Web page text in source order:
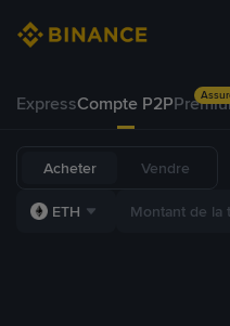
ExpressCompte P2P
Acheter Vendre
ETH